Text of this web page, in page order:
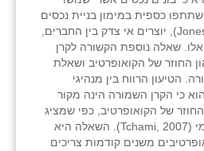
כספית במימון בניית נכסים
אלו (Jones and Svejnar, 1985), יוצרים אי צדק בין החברים,
שאלה נוספת הקשורה לקרן
החוזר של הקואופרטיב ושאלת
הטיעון הרווח בין מנהיגי
כי הקרן השמורה הינה מקור
החוזר של הקואופרטיב, כפי שמציג
לנו ארגון העבודה הבינלאומי (Tchami, 2007). השאלה היא
משנים קודמות צריכים